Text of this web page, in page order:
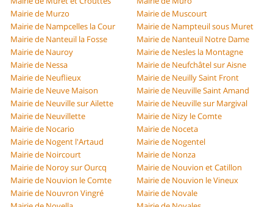
Mairie de Murzo
Mairie de Muscourt
Mairie de Nampcelles la Cour
Mairie de Nampteuil sous Muret
Mairie de Nanteuil la Fosse
Mairie de Nanteuil Notre Dame
Mairie de Nauroy
Mairie de Nesles la Montagne
Mairie de Nessa
Mairie de Neufchâtel sur Aisne
Mairie de Neuflieux
Mairie de Neuilly Saint Front
Mairie de Neuve Maison
Mairie de Neuville Saint Amand
Mairie de Neuville sur Ailette
Mairie de Neuville sur Margival
Mairie de Neuvillette
Mairie de Nizy le Comte
Mairie de Nocario
Mairie de Noceta
Mairie de Nogent l'Artaud
Mairie de Nogentel
Mairie de Noircourt
Mairie de Nonza
Mairie de Noroy sur Ourcq
Mairie de Nouvion et Catillon
Mairie de Nouvion le Comte
Mairie de Nouvion le Vineux
Mairie de Nouvron Vingré
Mairie de Novale